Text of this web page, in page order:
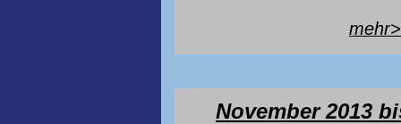
November 2013